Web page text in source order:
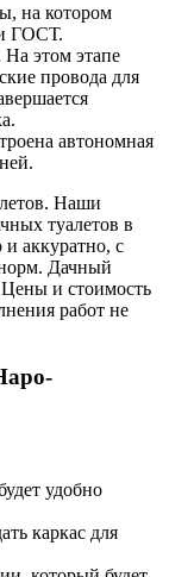
на котором
ГОСТ.
На этом этапе
провода для
автономная
Наши
туалетов в
аккуратно, с
Дачный
Цены и стоимость
работ не
удобно
каркас для